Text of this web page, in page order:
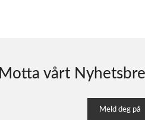
Motta vårt
Meld deg på